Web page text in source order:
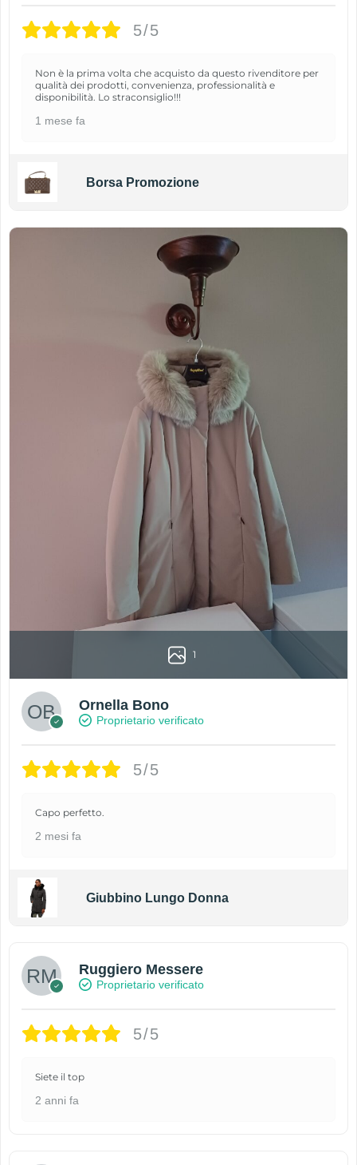
5/5
Non è la prima volta che acquisto da questo rivenditore per
qualità dei prodotti, convenienza, professionalità e
disponibilità. Lo straconsiglio!!!
1 mese fa
Borsa Promozione
1
Ornella Bono
Proprietario verificato
5/5
Capo perfetto.
2 mesi fa
Giubbino Lungo Donna
Ruggiero Messere
Proprietario verificato
5/5
Siete il top
2 anni fa